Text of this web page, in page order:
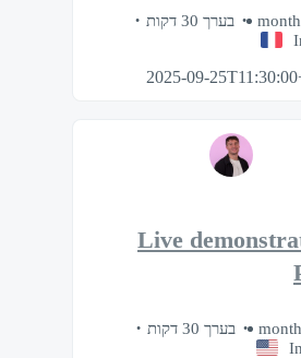
בערך 30 דקות
2025-09-
Live
בערך 30 דקות